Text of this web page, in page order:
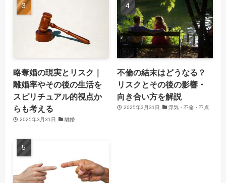
略奪婚の現実とリスク｜
離婚率やその後の生活を
スピリチュアル的視点か
らも考える
2025年3月31日 離婚
不倫の結末はどうなる？
リスクとその後の影響・
向き合い方を解説
2025年3月31日 浮気・不倫・不貞